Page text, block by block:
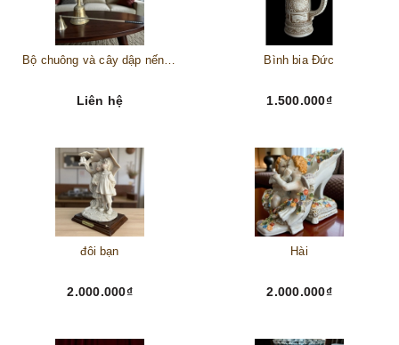
Bộ chuông và cây dập nến đồng
Liên hệ
Bình bia Đức
1.500.000₫
đôi bạn
2.000.000₫
Hài
2.000.000₫